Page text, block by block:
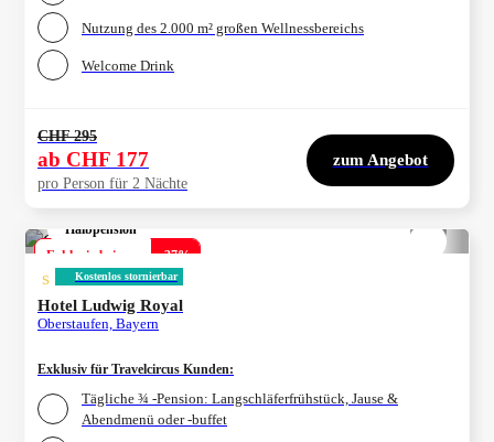
Nutzung des 2.000 m² großen Wellnessbereichs
Welcome Drink
CHF 295
ab CHF 177
pro Person für 2 Nächte
zum Angebot
Halbpension
Exklusiv bei uns
-37%
s Kostenlos stornierbar
Hotel Ludwig Royal
Oberstaufen, Bayern
Exklusiv für Travelcircus Kunden:
Tägliche ¾ -Pension: Langschläferfrühstück, Jause &
Abendmenü oder -buffet